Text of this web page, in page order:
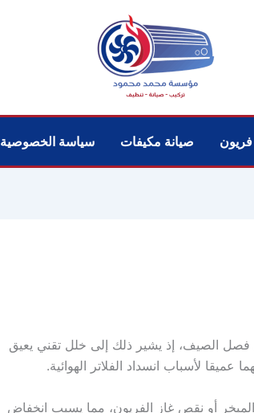
صيانة مكيفات سياسة الخصوصية
فصل الصيف، إذ يشير ذلك إلى خلل تقني يعيق
لأسباب انسداد الفلاتر الهوائية.
أو نقص غاز الفريون، مما يسبب انخفاض